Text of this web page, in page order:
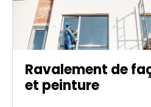
Ravalement de
et peinture